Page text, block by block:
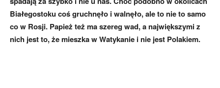
Białegostoku coś gruchnęło i walnęło, ale to nie to samo
co w Rosji. Papież też ma szereg wad, a największymi z
nich jest to, że mieszka w Watykanie i nie jest Polakiem.